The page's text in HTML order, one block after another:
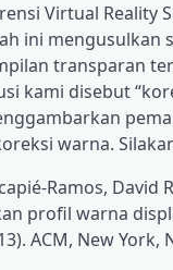
Virtual Reality
ini mengusulkan
transparan
kami disebut
warna.
Ramos, David
profil warna
ACM, New York,